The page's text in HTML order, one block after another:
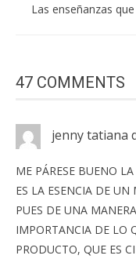
Las enseñanzas
47 COMMENTS
jenny tatiana
ME PÁRESE BUENO
ES LA ESENCIA DE UN
PUES DE UNA
IMPORTANCIA DE LO
PRODUCTO, QUE ES